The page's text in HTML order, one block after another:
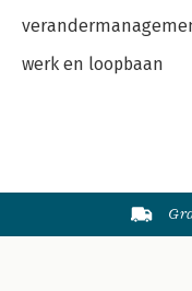
werk en loopbaan